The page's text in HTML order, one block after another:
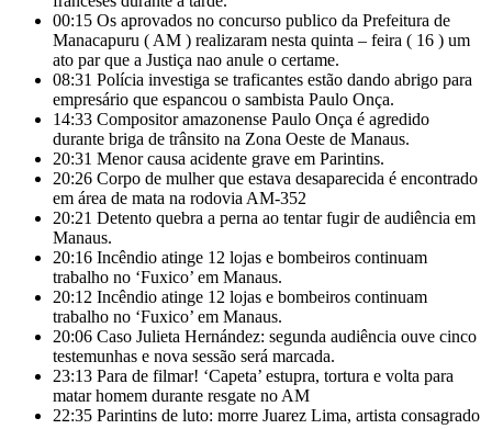
00:15 Os aprovados no concurso publico da Prefeitura de
Manacapuru ( AM ) realizaram nesta quinta – feira ( 16 ) um
ato par que a Justiça nao anule o certame.
08:31 Polícia investiga se traficantes estão dando abrigo para
empresário que espancou o sambista Paulo Onça.
14:33 Compositor amazonense Paulo Onça é agredido
durante briga de trânsito na Zona Oeste de Manaus.
20:31 Menor causa acidente grave em Parintins.
20:26 Corpo de mulher que estava desaparecida é encontrado
em área de mata na rodovia AM-352
20:21 Detento quebra a perna ao tentar fugir de audiência em
Manaus.
20:16 Incêndio atinge 12 lojas e bombeiros continuam
trabalho no ‘Fuxico’ em Manaus.
20:12 Incêndio atinge 12 lojas e bombeiros continuam
trabalho no ‘Fuxico’ em Manaus.
20:06 Caso Julieta Hernández: segunda audiência ouve cinco
testemunhas e nova sessão será marcada.
23:13 Para de filmar! ‘Capeta’ estupra, tortura e volta para
matar homem durante resgate no AM
22:35 Parintins de luto: morre Juarez Lima, artista consagrado